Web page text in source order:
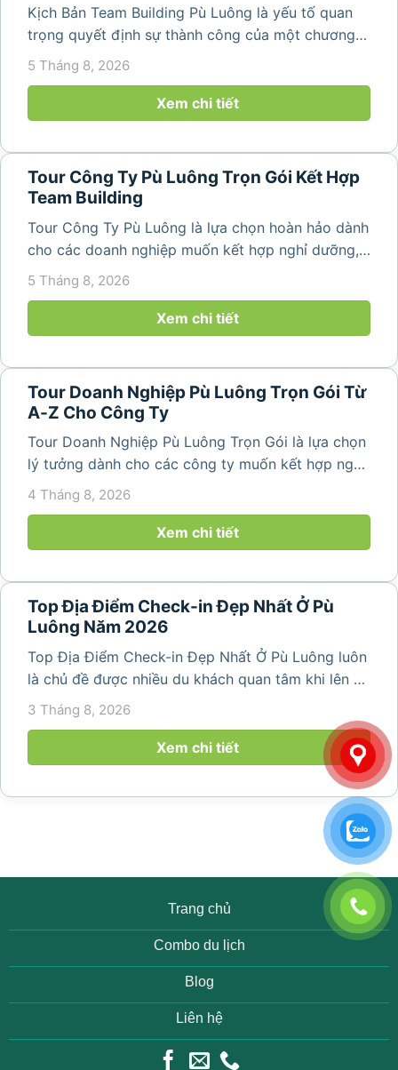
Kịch Bản Team Building Pù Luông là yếu tố quan
trọng quyết định sự thành công của một chương
trình du lịch doanh nghiệp. Một kịch bản được xây
giây vui vẻ, sôi động mà còn...
5 Tháng 8, 2026
Xem chi tiết
Tour Công Ty Pù Luông Trọn Gói Kết Hợp
Team Building
Tour Công Ty Pù Luông là lựa chọn hoàn hảo dành
cho các doanh nghiệp muốn kết hợp nghỉ dưỡng,
team building và gắn kết tập thể trong không gian
thiên nhiên trong lành. Chỉ cách Hà Nội và Thanh
Hóa vài giờ di chuyển,...
5 Tháng 8, 2026
Xem chi tiết
Tour Doanh Nghiệp Pù Luông Trọn Gói Từ
A-Z Cho Công Ty
Tour Doanh Nghiệp Pù Luông Trọn Gói là lựa chọn
lý tưởng dành cho các công ty muốn kết hợp nghỉ
dưỡng, gắn kết đội ngũ và tái tạo năng lượng sau
thiên nhiên trong lành,...
4 Tháng 8, 2026
Xem chi tiết
Top Địa Điểm Check-in Đẹp Nhất Ở Pù
Luông Năm 2026
Top Địa Điểm Check-in Đẹp Nhất Ở Pù Luông luôn
là chủ đề được nhiều du khách quan tâm khi lên kế
hoạch khám phá vùng đất thiên nhiên nổi tiếng
của Thanh Hóa. Với ruộng bậc thang trải dài, bản
làng yên bình, thác...
3 Tháng 8, 2026
Xem chi tiết
Trang chủ
Combo du lịch
Blog
Liên hệ